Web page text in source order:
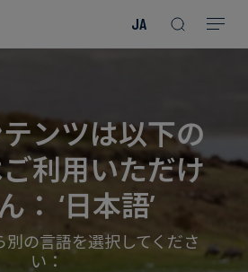
JA
役
員
紹
介
ァ
ッ
シ
ョ
ン
ク
ト
を
見
る
レ
ポ
ー
ト
Read more
Read more
Read more
Read more
Read more
ンツは以下の
利用いただけ
： ‘日本語’
別の言語を選択してくださ
い：